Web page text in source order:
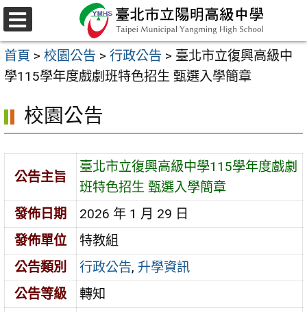
跳
至
主
要
容
區
選
單
首頁 > 校園公告 > 行政公告 > 臺北市立復興高級中
學115學年度戲劇班特色招生 甄選入學簡章
校園公告
公告主旨
臺北市立復興高級中學115學年度戲劇
班特色招生 甄選入學簡章
發佈日期
2026 年 1 月 29 日
發佈單位
特教組
公告類別
行政公告, 升學資訊
公告等級
轉知